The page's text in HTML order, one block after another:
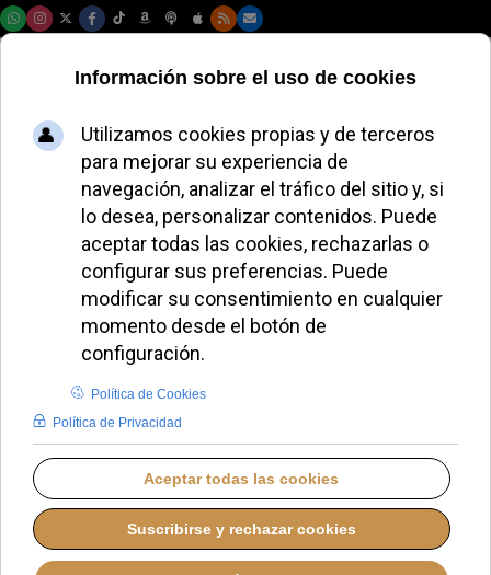
El Papa León XIV
preside el rezo del
santo rosario por la
paz mundial
REDACCIÓN
LO QUE OTROS CUENTAN
DOMINGO, 12 OCTUBRE 2025 09:00